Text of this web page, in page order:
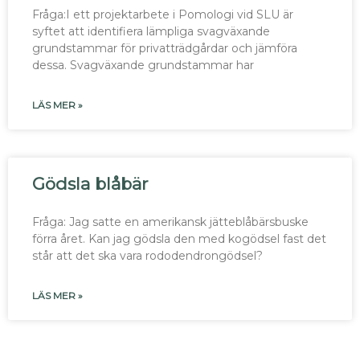
Fråga:I ett projektarbete i Pomologi vid SLU är
syftet att identifiera lämpliga svagväxande
grundstammar för privatträdgårdar och jämföra
dessa. Svagväxande grundstammar har
LÄS MER »
Gödsla blåbär
Fråga: Jag satte en amerikansk jätteblåbärsbuske
förra året. Kan jag gödsla den med kogödsel fast det
står att det ska vara rododendrongödsel?
LÄS MER »